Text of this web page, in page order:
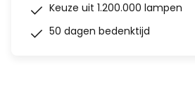
Keuze uit 1.200.000 lampen
50 dagen bedenktijd